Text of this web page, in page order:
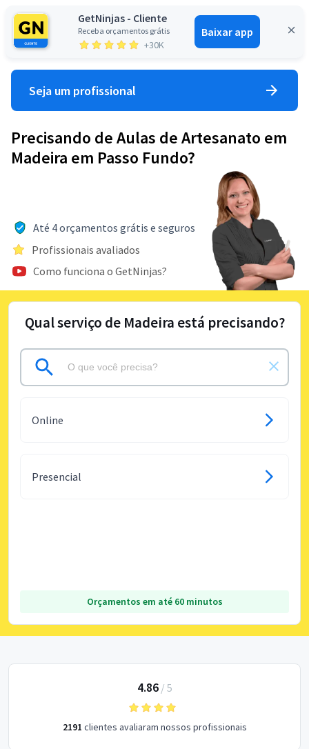
GetNinjas - Cliente
Receba orçamentos grátis
+30K
Baixar app
Entrar
Seja um profissional
Precisando de Aulas de Artesanato em
Madeira em Passo Fundo?
Até 4 orçamentos grátis e seguros
Profissionais avaliados
Como funciona o GetNinjas?
Qual serviço de Madeira está precisando?
Online
Presencial
Orçamentos em até 60 minutos
4.86/ 5
2191 clientes avaliaram nossos profissionais